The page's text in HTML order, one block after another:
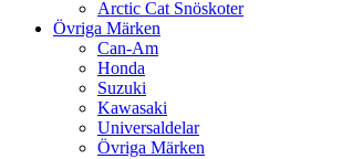
Arctic Cat Snöskoter
Övriga Märken
Can-Am
Honda
Suzuki
Kawasaki
Universaldelar
Övriga Märken